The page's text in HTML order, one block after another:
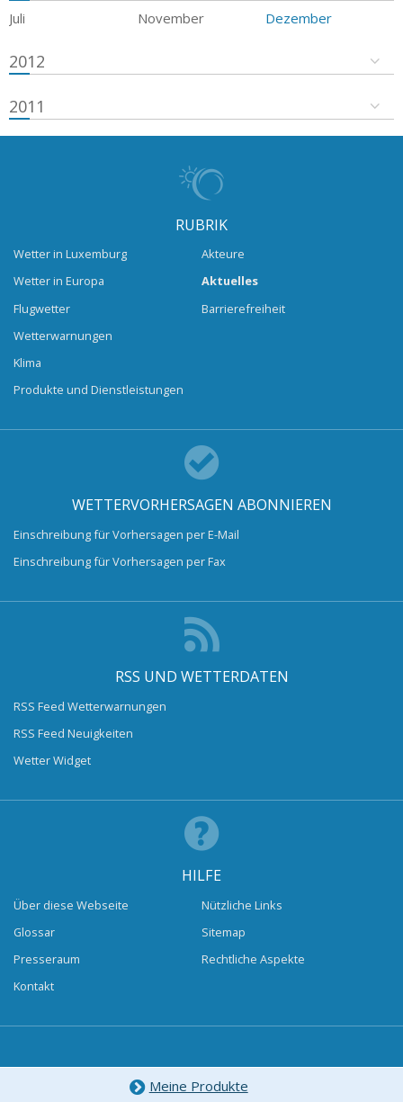
Juli November Dezember
2012
2011
RUBRIK
Wetter in Luxemburg
Wetter in Europa
Flugwetter
Wetterwarnungen
Klima
Produkte und Dienstleistungen
Akteure
Aktuelles
Barrierefreiheit
WETTERVORHERSAGEN ABONNIEREN
Einschreibung für Vorhersagen per E-Mail
Einschreibung für Vorhersagen per Fax
RSS UND WETTERDATEN
RSS Feed Wetterwarnungen
RSS Feed Neuigkeiten
Wetter Widget
HILFE
Über diese Webseite
Glossar
Presseraum
Kontakt
Nützliche Links
Sitemap
Rechtliche Aspekte
Meine Produkte